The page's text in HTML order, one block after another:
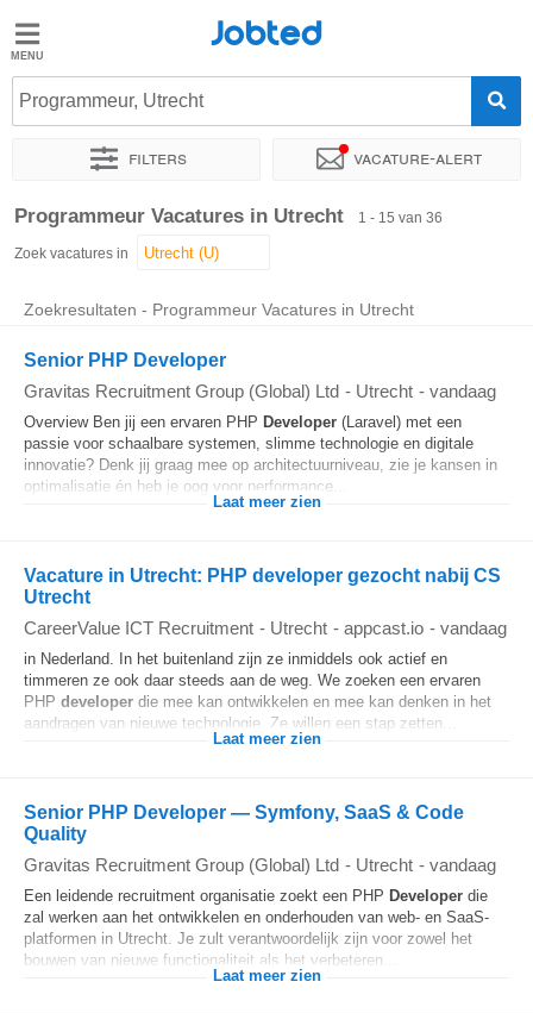
Jobted
Vacatures
Salarissen
Jobted
Programmeur, Utrecht
Filters Vacature-alert
Sorteer op Exacte locatie Bedrijf Uitzendbureau
Programmeur Vacatures in Utrecht 1 - 15 van 36
Zoek vacatures in
Zoekresultaten - Programmeur Vacatures in Utrecht
Senior PHP Developer
Gravitas Recruitment Group (Global) Ltd - Utrecht - vandaag
Overview Ben jij een ervaren PHP Developer (Laravel) met een
passie voor schaalbare systemen, slimme technologie en digitale
innovatie? Denk jij graag mee op architectuurniveau, zie je kansen in
optimalisatie én heb je oog voor performance...
Laat meer zien
Vacature in Utrecht: PHP developer gezocht nabij CS
Utrecht
CareerValue ICT Recruitment - Utrecht - appcast.io - vandaag
in Nederland. In het buitenland zijn ze inmiddels ook actief en
timmeren ze ook daar steeds aan de weg. We zoeken een ervaren
PHP developer die mee kan ontwikkelen en mee kan denken in het
aandragen van nieuwe technologie. Ze willen een stap zetten...
Laat meer zien
Senior PHP Developer — Symfony, SaaS & Code
Quality
Gravitas Recruitment Group (Global) Ltd - Utrecht - vandaag
Een leidende recruitment organisatie zoekt een PHP Developer die
zal werken aan het ontwikkelen en onderhouden van web- en SaaS-
platformen in Utrecht. Je zult verantwoordelijk zijn voor zowel het
bouwen van nieuwe functionaliteit als het verbeteren...
Laat meer zien